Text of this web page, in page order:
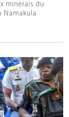
minerais du
Namakula